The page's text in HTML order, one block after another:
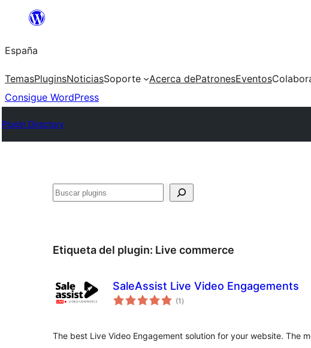
Saltar
contenido
España
TemasPluginsNoticiasSoporte Acerca dePatronesEventos
Consigue WordPress
Plugin Directory
Buscar
Etiqueta del plugin: Live commerce
SaleAssist Live Video Engagements
(1 valoraciones
en
)
The best Live Video Engagement solution for your website. The